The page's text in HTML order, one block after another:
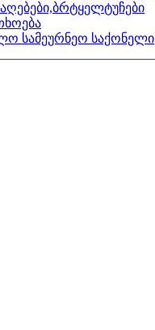
სამეურნეო საქონელი